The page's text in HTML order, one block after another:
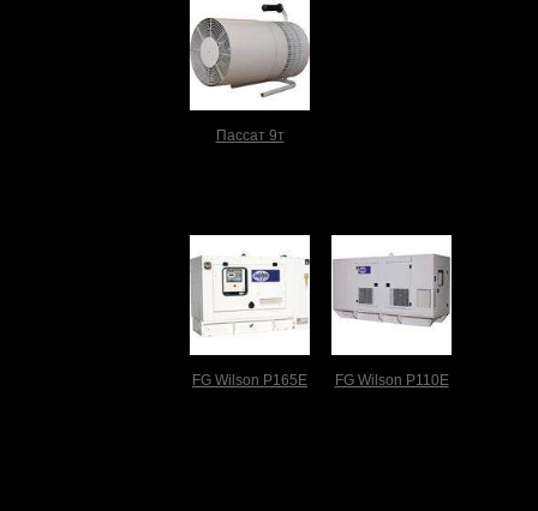
Пассат 9т
FG Wilson P165E FG Wilson P110E